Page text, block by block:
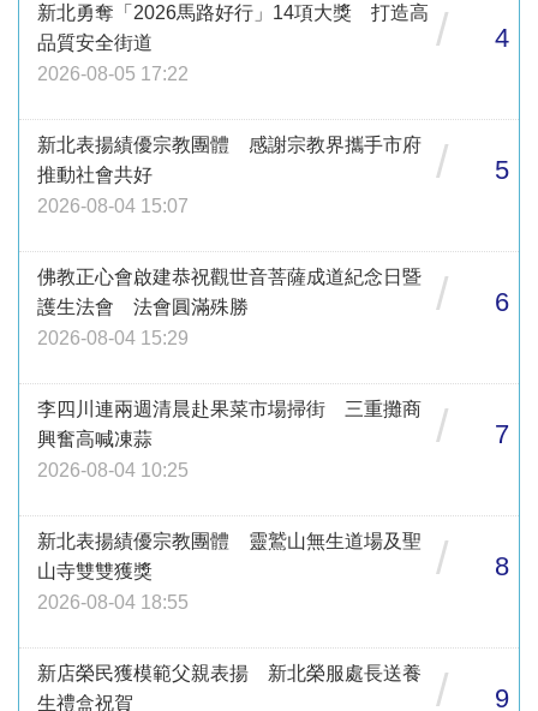
新北勇奪「2026馬路好行」14項大獎 打造高
品質安全街道
2026-08-05 17:22
/ 4
新北表揚績優宗教團體 感謝宗教界攜手市府
推動社會共好
2026-08-04 15:07
/ 5
佛教正心會啟建恭祝觀世音菩薩成道紀念日暨
護生法會 法會圓滿殊勝
2026-08-04 15:29
/ 6
李四川連兩週清晨赴果菜市場掃街 三重攤商
興奮高喊凍蒜
2026-08-04 10:25
/ 7
新北表揚績優宗教團體 靈鷲山無生道場及聖
山寺雙雙獲獎
2026-08-04 18:55
/ 8
新店榮民獲模範父親表揚 新北榮服處長送養
生禮盒祝賀
/ 9